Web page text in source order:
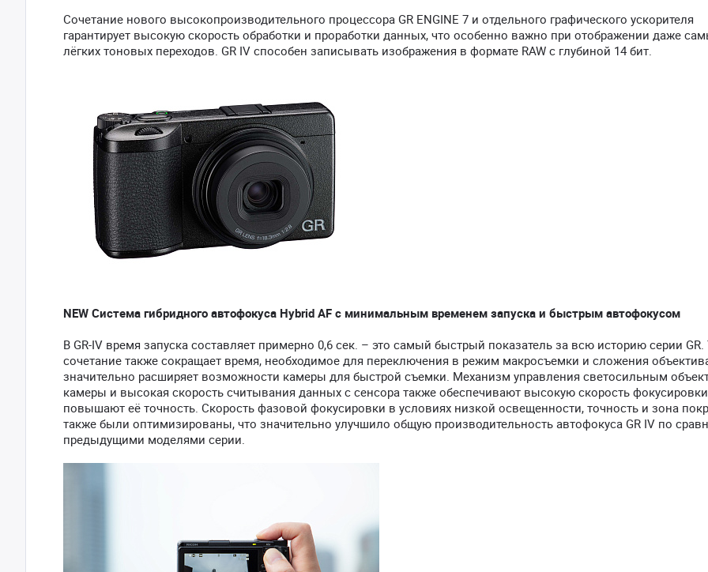
Сочетание нового высокопроизводительного процессора GR ENGINE 7 и отдельного графического ускорителя
гарантирует высокую скорость обработки и проработки данных, что особенно важно при отображении даже
лёгких тоновых переходов. GR IV способен записывать изображения в формате RAW с глубиной 14 бит.
NEW Система гибридного автофокуса Hybrid AF с минимальным временем запуска и быстрым автофокусом
В GR-IV время запуска составляет примерно 0,6 сек. – это самый быстрый показатель за всю историю серии GR.
сочетание также сокращает время, необходимое для переключения в режим макросъемки и сложения
значительно расширяет возможности камеры для быстрой съемки. Механизм управления светосильным
камеры и высокая скорость считывания данных с сенсора также обеспечивают высокую скорость
повышают её точность. Скорость фазовой фокусировки в условиях низкой освещенности, точность и зона
также были оптимизированы, что значительно улучшило общую производительность автофокуса GR IV по
предыдущими моделями серии.